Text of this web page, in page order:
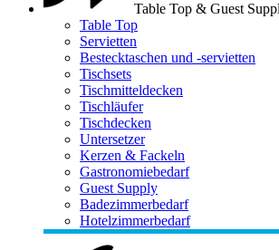
Table Top & Guest
Table Top
Servietten
Bestecktaschen und -servietten
Tischsets
Tischmitteldecken
Tischläufer
Tischdecken
Untersetzer
Kerzen & Fackeln
Gastronomiebedarf
Guest Supply
Badezimmerbedarf
Hotelzimmerbedarf